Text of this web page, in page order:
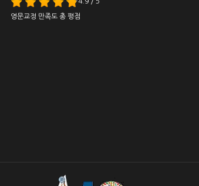
영문교정 만족도 총 평점